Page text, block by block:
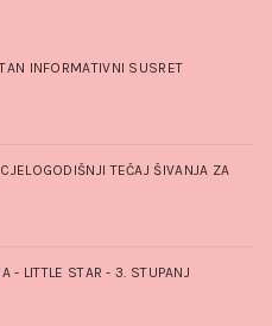
INFORMATIVNI SUSRET
TEČAJ ŠIVANJA ZA
- LITTLE STAR - 3. STUPANJ